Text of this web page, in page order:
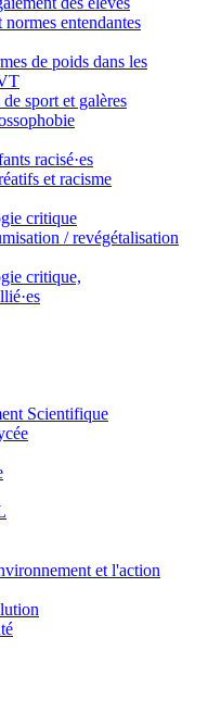
entendantes
de poids dans les
sport et galères
racisé·es
et racisme
critique
/ revégétalisation
critique,
Scientifique
et l'action